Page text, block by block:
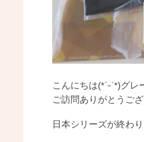
こんにちは(*ˊᵕˋ*)グレ
ご訪問ありがとうござ
日本シリーズが終わり